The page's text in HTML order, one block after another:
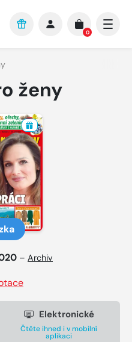
0
ženy
– Archiv
Elektronické
Čtěte ihned i v mobilní
aplikaci